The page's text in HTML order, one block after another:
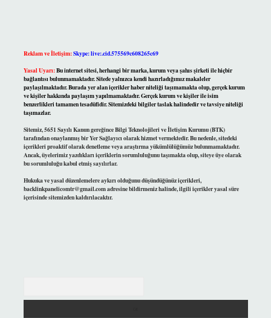
Reklam ve İletişim:Skype: live:.cid.575569c608265c69
Yasal Uyarı:Bu internet sitesi, herhangi bir marka, kurum veya şahıs şirketi ile hiçbir
bağlantısı bulunmamaktadır. Sitede yalnızca kendi hazırladığımız makaleler
paylaşılmaktadır. Burada yer alan içerikler haber niteliği taşımamakta olup, gerçek kurum
ve kişiler hakkında paylaşım yapılmamaktadır. Gerçek kurum ve kişiler ile isim
benzerlikleri tamamen tesadüfidir. Sitemizdeki bilgiler taslak halindedir ve tavsiye niteliği
taşımazlar.
Sitemiz, 5651 Sayılı Kanun gereğince Bilgi Teknolojileri ve İletişim Kurumu (BTK)
tarafından onaylanmış bir Yer Sağlayıcı olarak hizmet vermektedir. Bu nedenle, sitedeki
içerikleri proaktif olarak denetleme veya araştırma yükümlülüğümüz bulunmamaktadır.
Ancak, üyelerimiz yazdıkları içeriklerin sorumluluğunu taşımakta olup, siteye üye olarak
bu sorumluluğu kabul etmiş sayılırlar.
Hukuka ve yasal düzenlemelere aykırı olduğunu düşündüğünüz içerikleri,
backlinkpanelicomtr@gmail.comadresine bildirmeniz halinde, ilgili içerikler yasal süre
içerisinde sitemizden kaldırılacaktır.